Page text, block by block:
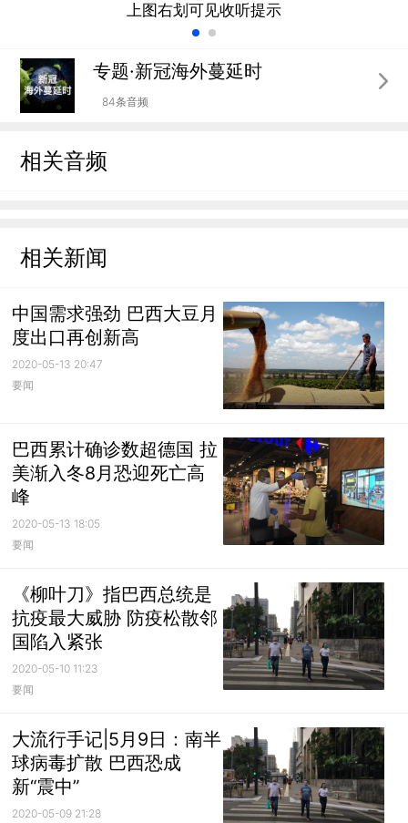
上图右划可见收听提示
专题·新冠海外蔓延时
84条音频
相关音频
相关新闻
中国需求强劲 巴西大豆月
度出口再创新高
2020-05-13 20:47
要闻
巴西累计确诊数超德国 拉
美渐入冬8月恐迎死亡高
峰
2020-05-13 18:05
要闻
《柳叶刀》指巴西总统是
抗疫最大威胁 防疫松散邻
国陷入紧张
2020-05-10 11:23
要闻
大流行手记|5月9日：南半
球病毒扩散 巴西恐成
新“震中”
2020-05-09 21:28